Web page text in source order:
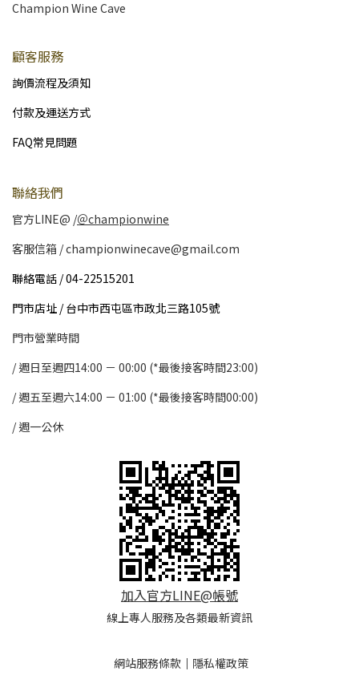
Champion Wine Cave
顧客服務
詢價流程及須知
付款及運送方式
FAQ常見問題
聯絡我們
官方LINE@ /＠championwine
客服信箱 / championwinecave@gmail.com
聯絡電話 / 04-22515201
門市店址 / 台中市西屯區市政北三路105號
門市營業時間
/ 週日至週四14:00 － 00:00 (*最後接客時間23:00)
/週五至週六14:00 － 01:00 (*最後接客時間00:00)
/週一公休
加入官方LINE@帳號
線上專人服務及各類最新資訊
網站服務條款 ｜ 隱私權政策